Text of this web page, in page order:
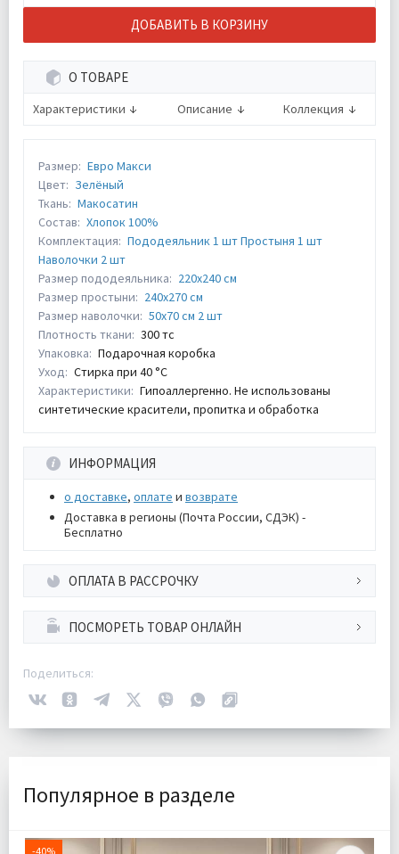
ДОБАВИТЬ В КОРЗИНУ
О ТОВАРЕ
Характеристики Описание Коллекция
Размер: Евро Макси
Цвет: Зелёный
Ткань: Макосатин
Состав: Хлопок 100%
Комплектация: Пододеяльник 1 шт Простыня 1 шт
Наволочки 2 шт
Размер пододеяльника: 220х240 см
Размер простыни: 240х270 см
Размер наволочки: 50х70 см 2 шт
Плотность ткани: 300 тс
Упаковка: Подарочная коробка
Уход: Стирка при 40 °С
Характеристики: Гипоаллергенно. Не использованы
синтетические красители, пропитка и обработка
ИНФОРМАЦИЯ
о доставке, оплате и возврате
Доставка в регионы (Почта России, СДЭК) -
Бесплатно
ОПЛАТА В РАССРОЧКУ
ПОСМОРЕТЬ ТОВАР ОНЛАЙН
Поделиться:
Популярное в разделе
-40%